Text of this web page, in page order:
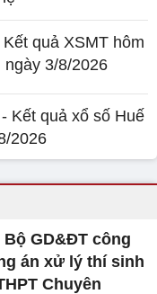
quả XSMT hôm
ngày 3/8/2026
Kết quả xổ số Huế
2026
Bộ GD&ĐT công
án xử lý thí sinh
Chuyên